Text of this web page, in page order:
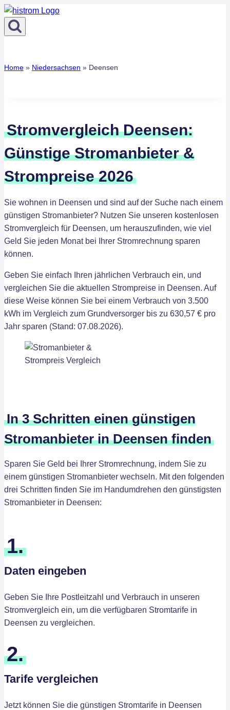
Zum
Inhalt
springen
Home » Niedersachsen » Deensen
Stromvergleich Deensen:
Günstige Stromanbieter &
Strompreise 2026
Sie wohnen in Deensen und sind auf der Suche nach einem
günstigen Stromanbieter? Nutzen Sie unseren kostenlosen
Stromvergleich für Deensen, um herauszufinden, wie viel
Geld Sie jeden Monat bei Ihrer Stromrechnung sparen
können.
Geben Sie einfach Ihren jährlichen Verbrauch ein, und
vergleichen Sie die aktuellen Strompreise in Deensen. Auf
diese Weise können Sie bei einem Verbrauch von 3.500
kWh im Vergleich zum Grundversorger bis zu 630,57 € pro
Jahr sparen (Stand: 07.08.2026).
In 3 Schritten einen günstigen
Stromanbieter in Deensen finden
Sparen Sie Geld bei Ihrer Stromrechnung, indem Sie zu
einem günstigen Stromanbieter wechseln. Mit den folgenden
drei Schritten finden Sie im Handumdrehen den günstigsten
Stromanbieter in Deensen:
1.
Daten eingeben
Geben Sie Ihre Postleitzahl und Verbrauch in unseren
Stromvergleich ein, um die verfügbaren Stromtarife in
Deensen zu vergleichen.
2.
Tarife vergleichen
Jetzt können Sie die günstigen Stromtarife in Deensen